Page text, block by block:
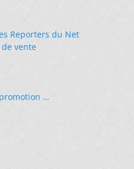
Reporters du Net
vente
…